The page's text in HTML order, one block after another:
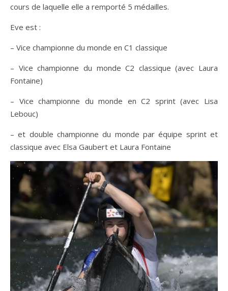
cours de laquelle elle a remporté 5 médailles.
Eve est :
– Vice championne du monde en C1 classique
– Vice championne du monde C2 classique (avec Laura
Fontaine)
– Vice championne du monde en C2 sprint (avec Lisa
Lebouc)
– et double championne du monde par équipe sprint et
classique avec Elsa Gaubert et Laura Fontaine